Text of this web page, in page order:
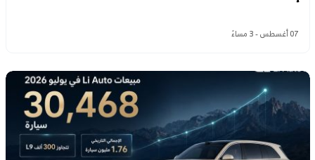
07 أغسطس - 3 مساءً